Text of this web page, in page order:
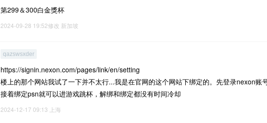
第299＆300白金獎杯
2024-09-28 19:52修改 新加坡
qazswsxder
https://signin.nexon.com/pages/link/en/setting
楼上的那个网站我试了一下并不太行...我是在官网的这个网站下绑定的。先登录nexon账
接着绑定psn就可以进游戏跳杯，解绑和绑定都没有时间冷却
2024-12-17 09:13 上海